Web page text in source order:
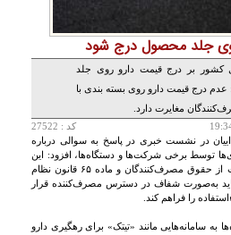
جلد محصول درج شود
کشور بر درج قیمت دارو روی جلد
درج قیمت دارو روی بسته بندی با
مغایرت دارد.
کد : 27522
در نشست خبری در پاسخ به سوالی درباره
توسط برخی شرکت‌ها و دستگاه‌ها، افزود: این
اقدام با استناد به ماده ۵ قانون حمایت از حقوق مصرف‌کنندگان و ماده ۶۵ قانون نظام
باید به‌صورت شفاف در دسترس مصرف‌کننده قرار
را فراهم کند.
به سامانه‌هایی مانند «تیتک» برای رهگیری دارو